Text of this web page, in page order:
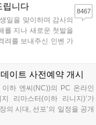
, 황금 면류관 등 풍성한 아이
립니다
일을 맞이하며 감사의
를 지나 새로운 첫발을
려를 보내주신 인벤 가
년간 게임산업계는 대
8467
이트 사전예약 개시
하 엔씨(NC))의 PC 온라인
지 리마스터(이하 리니지)’가
의 시대, 선포’의 일정을 공개
주년 신규 업데이트를 통해